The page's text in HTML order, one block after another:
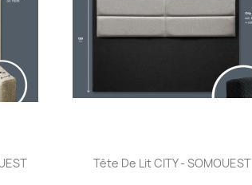
 Aperçu rapide
Tête De Lit CITY - SOMOUEST